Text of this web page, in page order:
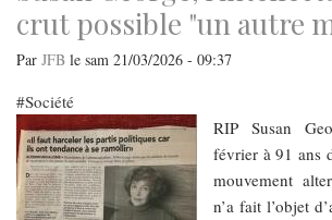
crut possible "un autre
Par JFB le sam 21/03/2026 - 09:37
Société
RIP Susan
février à 91 ans
mouvement
n’a fait l’objet